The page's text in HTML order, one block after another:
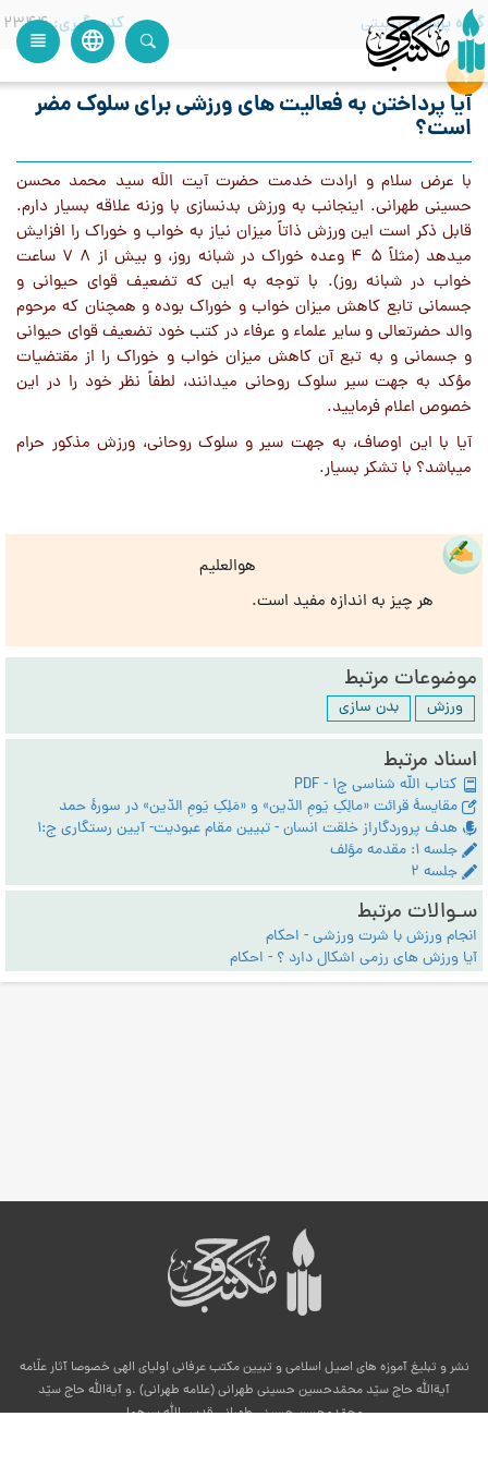
language
view_headline
گروه پرسش تربیتی کدرهگیری 2344
آیا پرداختن به فعالیت های ورزشی برای سلوک مضر
است؟
با عرض سلام و ارادت خدمت حضرت آیت اللَه سید محمد محسن
حسینی طهرانی. اینجانب به ورزش بدنسازی با وزنه علاقه بسیار دارم.
قابل ذکر است این ورزش ذاتاً میزان نیاز به خواب و خوراک را افزایش
میدهد (مثلاً 5 4 وعده خوراک در شبانه روز، و بیش از 8 7 ساعت
خواب در شبانه روز). با توجه به این که تضعیف قوای حیوانی و
جسمانی تابع کاهش میزان خواب و خوراک بوده و همچنان که مرحوم
والد حضرتعالی و سایر علماء و عرفاء در کتب خود تضعیف قوای حیوانی
و جسمانی و به تبع آن کاهش میزان خواب و خوراک را از مقتضیات
مؤکد به جهت سیر سلوک روحانی میدانند، لطفاً نظر خود را در این
خصوص اعلام فرمایید.
آیا با این اوصاف، به جهت سیر و سلوک روحانی، ورزش مذکور حرام
میباشد؟ با تشکر بسیار.
هوالعلیم
هر چیز به اندازه مفید است.
موضوعات مرتبط
ورزش بدن سازی
اسناد مرتبط
کتاب الله شناسی ج1 - PDF
مقایسۀ قرائت «مالِکِ یَومِ الدّین» و «مَلِکِ یَومِ الدّین» در سورۀ حمد
هدف پروردگاراز خلقت انسان - تبیین مقام عبودیت- آیین رستگاری ج:1
جلسه ۱: مقدمه مؤلف
جلسه ۲
سـوالات مرتبط
انجام ورزش با شرت ورزشی - احکام
آیا ورزش های رزمی اشکال دارد ؟ - احکام
نشر و تبلیغ آموزه های اصیل اسلامی و تبیین مکتب عرفانی اولیای الهی خصوصا آثار علّامه
آیةالله حاج سیّد محمّدحسین حسینی طهرانی (علامه طهرانی) .و آیةالله حاج سیّد
محمّدمحسن حسینی طهرانی قدس الله سرهما